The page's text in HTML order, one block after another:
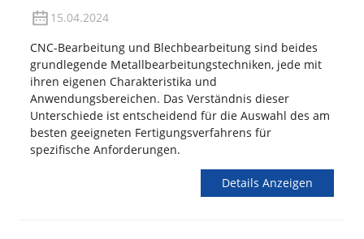
15.04.2024
CNC-Bearbeitung und Blechbearbeitung sind beides
grundlegende Metallbearbeitungstechniken, jede mit
ihren eigenen Charakteristika und
Anwendungsbereichen. Das Verständnis dieser
Unterschiede ist entscheidend für die Auswahl des am
besten geeigneten Fertigungsverfahrens für
spezifische Anforderungen.
Details Anzeigen